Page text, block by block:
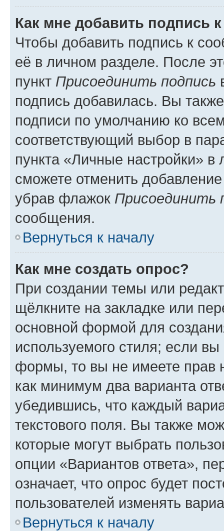
Как мне добавить подпись
Чтобы добавить подпись к
её в личном разделе. После
пункт Присоединить подпись
подпись добавилась. Вы
подписи по умолчанию ко
соответствующий выбор в
пункта «Личные настройки»
сможете отменить
убрав флажок Присоединить
сообщения.
Вернуться к началу
Как мне создать опрос?
При создании темы или
щёлкните на закладке или
основной формой для
используемого стиля; если
формы, то вы не имеете прав
как минимум два варианта
убедившись, что каждый
текстового поля. Вы также
которые могут выбрать
опции «Вариантов ответа»,
означает, что опрос будет
пользователей изменять
Вернуться к началу